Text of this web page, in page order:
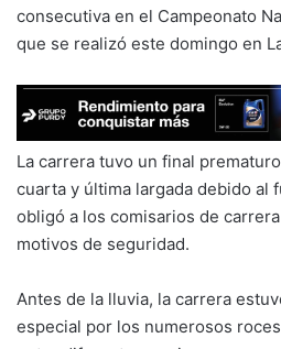
consecutiva en el Campeonato
que se realizó este domingo en
La carrera tuvo un final
cuarta y última largada debido al
obligó a los comisarios de
motivos de seguridad.
Antes de la lluvia, la carrera
especial por los numerosos